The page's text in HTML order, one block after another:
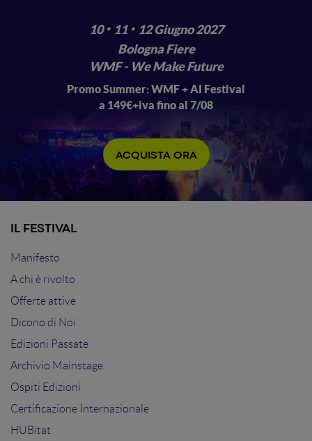
10· 11 · 12 Giugno 2027
Bologna Fiere
WMF - We Make Future
Promo Summer: WMF + AI Festival
a 149€+iva fino al 7/08
ACQUISTA ORA
IL FESTIVAL
Manifesto
A chi è rivolto
Offerte attive
Dicono di Noi
Edizioni Passate
Archivio Mainstage
Ospiti Edizioni
Certificazione Internazionale
HUBitat